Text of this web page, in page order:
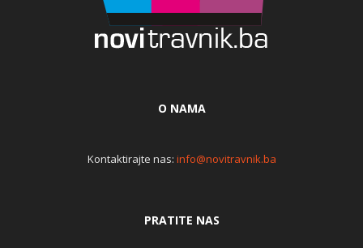
O NAMA
Kontaktirajte nas: info@novitravnik.ba
PRATITE NAS